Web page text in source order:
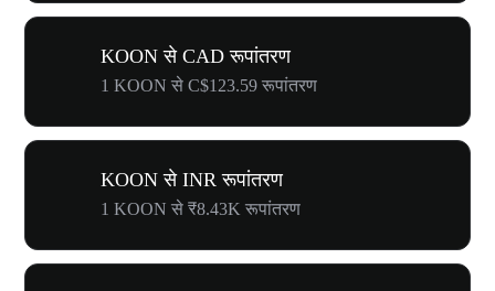
KOON से CAD रूपांतरण
1 KOON से C$123.59 रूपांतरण
KOON से INR रूपांतरण
1 KOON से ₹8.43K रूपांतरण